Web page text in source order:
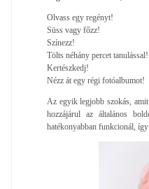
Olvass egy regényt!
Süss vagy főzz!
Színezz!
Tölts néhány percet tanulással!
Kertészkedj!
Nézz át egy régi fotóalbumot!
Az egyik legjobb szokás,
hozzájárul az általános
hatékonyabban funkcionál,